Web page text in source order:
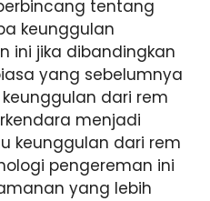
tentang
keunggulan
ini jika dibandingkan
yang sebelumnya
dari rem
menjadi
keunggulan dari rem
pengereman ini
yang lebih